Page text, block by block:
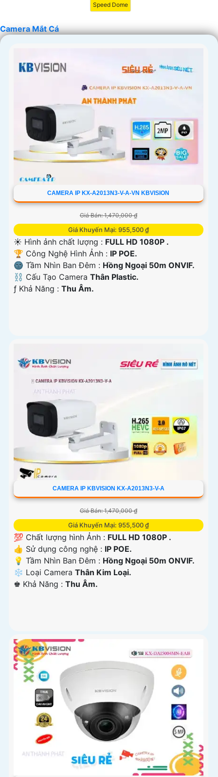
Speed Dome
Camera Mắt Cá
CAMERA IP KX-A2013N3-V-A-VN KBVISION
Giá Bán: 1,470,000 ₫
Giá Khuyến Mại: 955,500 ₫
☀️ Hình ảnh chất lượng : FULL HD 1080P .
🏆 Công Nghệ Hình Ảnh : IP POE.
🌚 Tầm Nhìn Ban Đêm : Hồng Ngoại 50m ONVIF.
⛓ Cấu Tạo Camera Thân Plastic.
️ƒ Khả Năng : Thu Âm.
CAMERA IP KBVISION KX-A2013N3-V-A
Giá Bán: 1,470,000 ₫
Giá Khuyến Mại: 955,500 ₫
💯 Chất lượng hình Ảnh : FULL HD 1080P .
👍 Sử dụng công nghệ : IP POE.
💡 Tầm Nhìn Ban Đêm : Hồng Ngoại 50m ONVIF.
❄ Loại Camera Thân Kim Loại.
️♚ Khả Năng : Thu Âm.